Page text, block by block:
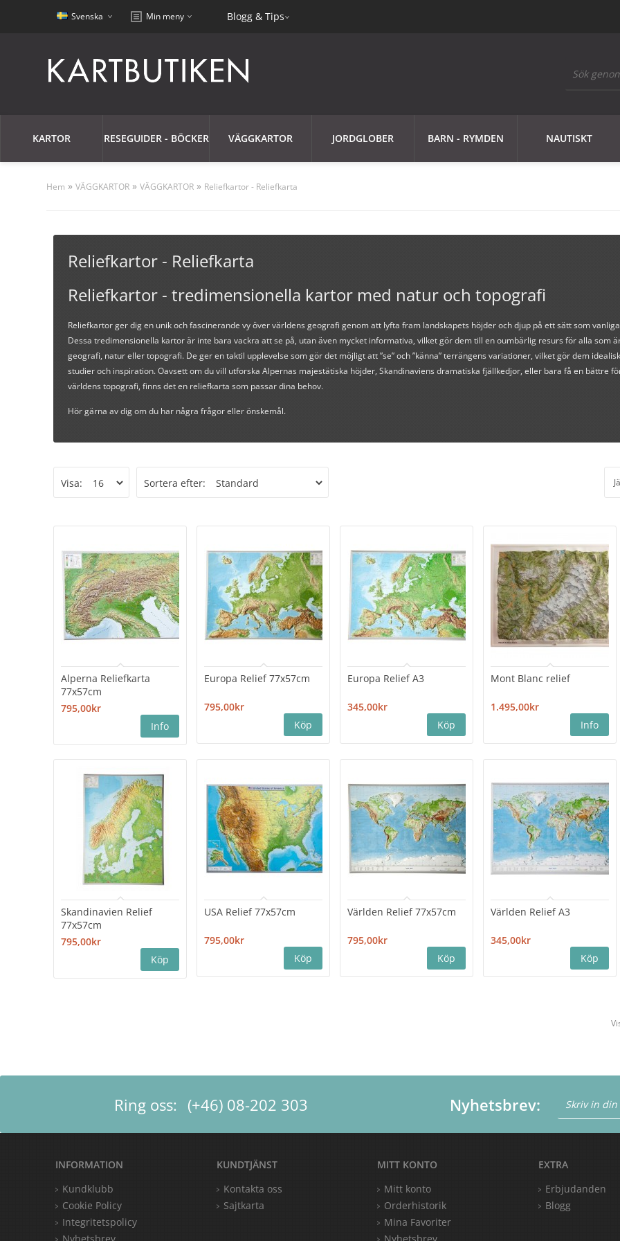
Svenska Min meny Blogg & Tips
KARTOR RESEGUIDER - BÖCKER VÄGGKARTOR JORDGLOBER BARN - RYMDEN NAUTISKT
Hem »VÄGGKARTOR »VÄGGKARTOR » Reliefkartor - Reliefkarta
Reliefkartor - Reliefkarta
Reliefkartor - tredimensionella kartor med natur och topografi
Reliefkartor ger dig en unik och fascinerande vy över världens geografi genom att lyfta fram landskapets höjder och djup på ett sätt som
Dessa tredimensionella kartor är inte bara vackra att se på, utan även mycket informativa, vilket gör dem till en oumbärlig resurs för alla som
geografi, natur eller topografi. De ger en taktil upplevelse som gör det möjligt att ”se” och ”känna” terrängens variationer, vilket gör dem
studier och inspiration. Oavsett om du vill utforska Alpernas majestätiska höjder, Skandinaviens dramatiska fjällkedjor, eller bara få en bättre
världens topografi, finns det en reliefkarta som passar dina behov.
Hör gärna av dig om du har några frågor eller önskemål.
Visa: Sortera efter:
Alperna Reliefkarta
77x57cm
795,00kr
Europa Relief 77x57cm
795,00kr
Europa Relief A3
345,00kr
Mont Blanc relief
1.495,00kr
Skandinavien Relief
77x57cm
795,00kr
USA Relief 77x57cm
795,00kr
Världen Relief 77x57cm
795,00kr
Världen Relief A3
345,00kr
Ring oss: (+46) 08-202 303 Nyhetsbrev:
EXTRA
Erbjudanden
Blogg
MITT KONTO
Mitt konto
Orderhistorik
Mina Favoriter
KUNDTJÄNST
Kontakta oss
Sajtkarta
INFORMATION
Kundklubb
Cookie Policy
Integritetspolicy